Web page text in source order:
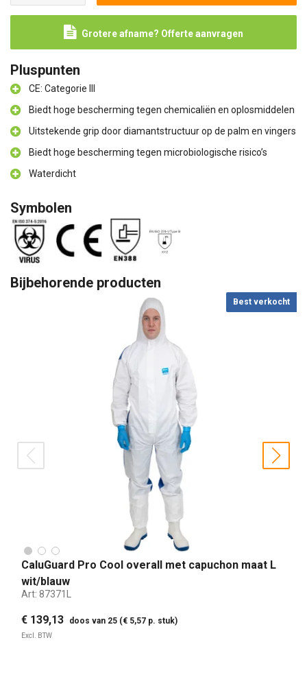
Grotere afname? Offerte aanvragen
Pluspunten
CE: Categorie III
Biedt hoge bescherming tegen chemicaliën en oplosmiddelen
Uitstekende grip door diamantstructuur op de palm en vingers
Biedt hoge bescherming tegen microbiologische risico’s
Waterdicht
Symbolen
Bijbehorende producten
Best verkocht
CaluGuard Pro Cool overall met capuchon maat L
wit/blauw
Art: 87371L
€ 139,13 doos van 25 (€ 5,57 p. stuk)
Excl. BTW
prev next